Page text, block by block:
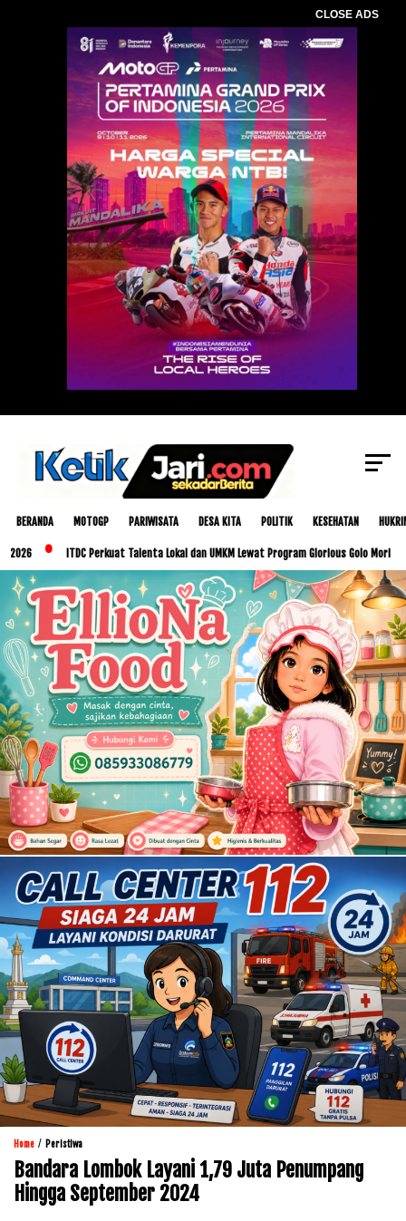
CLOSE ADS
BERANDA MOTOGP PARIWISATA DESA KITA POLITIK KESEHATAN
ITDC Perkuat Talenta Lokal dan UMKM Lewat Program Glorious Golo Mori
Home / Peristiwa
Bandara Lombok Layani 1,79 Juta Penumpang
Hingga September 2024